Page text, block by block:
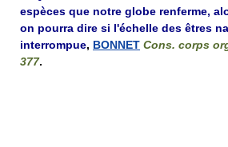
espèces que notre globe renferme,
on pourra dire si l'échelle des êtres
interrompue, BONNET Cons. corps
377.